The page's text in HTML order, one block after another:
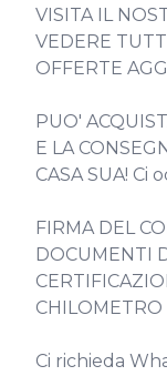
VISITA IL
VEDERE
OFFERTE
PUO'
E LA
CASA SUA!
FIRMA DEL
DOCUMENTI
CHILOMETRO
Ci richieda